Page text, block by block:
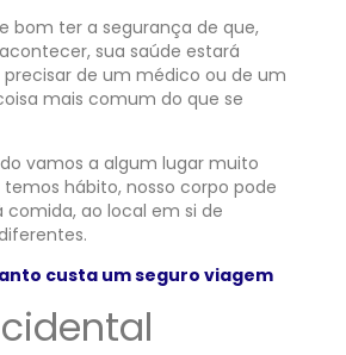
bom ter a segurança de que,
sua saúde estará
de um médico ou de um
mais comum do que se
vamos a algum lugar muito
hábito, nosso corpo pode
comida, ao local em si de
custa um seguro viagem